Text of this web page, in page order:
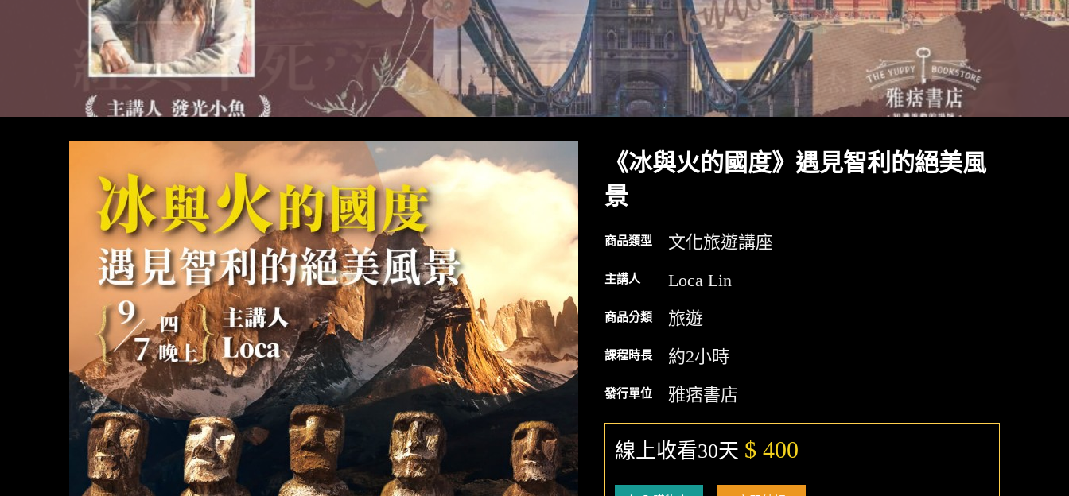
《冰與火的國度》遇見智利的絕美風
景
商品類型 文化旅遊講座
主講人 Loca Lin
商品分類 旅遊
課程時長 約2小時
發行單位 雅痞書店
線上收看30天 $ 400